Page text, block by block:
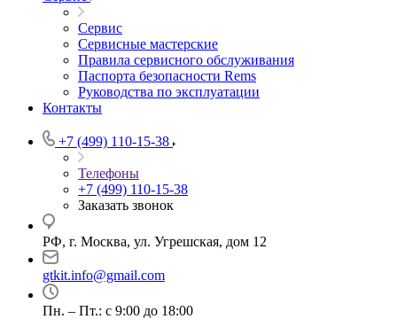
Сервис
Сервисные мастерские
Правила сервисного обслуживания
Паспорта безопасности Rems
Руководства по эксплуатации
Контакты
+7 (499) 110-15-38
Телефоны
+7 (499) 110-15-38
Заказать звонок
РФ, г. Москва, ул. Угрешская, дом 12
gtkit.info@gmail.com
Пн. – Пт.: с 9:00 до 18:00